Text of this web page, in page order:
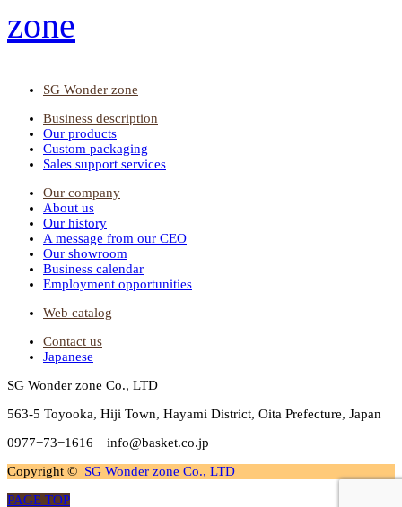
SG Wonder zone
Business description
Our products
Custom packaging
Sales support services
Our company
About us
Our history
A message from our CEO
Our showroom
Business calendar
Employment opportunities
Web catalog
Contact us
Japanese
SG Wonder zone Co., LTD
563-5 Toyooka, Hiji Town, Hayami District, Oita Prefecture, Japan
0977−73−1616 info@basket.co.jp
Copyright © SG Wonder zone Co., LTD
PAGE TOP